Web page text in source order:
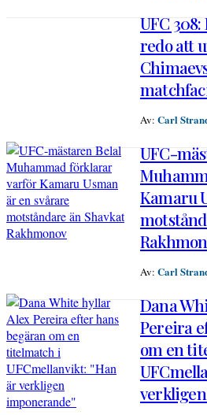
UFC
redo att
Av: Carl
UFC-
Kamaru
Av: Carl
Dana
Pereira
om en